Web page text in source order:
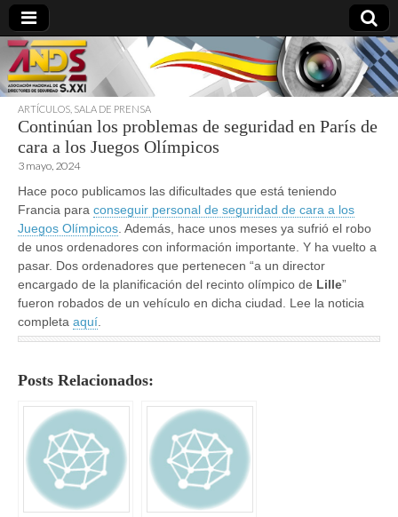
directoresdeseguridad.es
ARTÍCULOS SALA DE PRENSA
Continúan los problemas de seguridad en París de
cara a los Juegos Olímpicos
3 mayo, 2024
Hace poco publicamos las dificultades que está teniendo
Francia para conseguir personal de seguridad de cara a los
Juegos Olímpicos . Además, hace unos meses ya sufrió el robo
de unos ordenadores con información importante. Y ha vuelto a
pasar. Dos ordenadores que pertenecen “a un director
encargado de la planificación del recinto olímpico de Lille”
fueron robados de un vehículo en dicha ciudad. Lee la noticia
completa aquí
Posts Relacionados: